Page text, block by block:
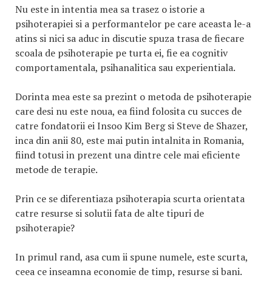
Nu este in intentia mea sa trasez o istorie a
psihoterapiei si a performantelor pe care aceasta le-a
atins si nici sa aduc in discutie spuza trasa de fiecare
scoala de psihoterapie pe turta ei, fie ea cognitiv
comportamentala, psihanalitica sau experientiala.
Dorinta mea este sa prezint o metoda de psihoterapie
care desi nu este noua, ea fiind folosita cu succes de
catre fondatorii ei Insoo Kim Berg si Steve de Shazer,
inca din anii 80, este mai putin intalnita in Romania,
fiind totusi in prezent una dintre cele mai eficiente
metode de terapie.
Prin ce se diferentiaza psihoterapia scurta orientata
catre resurse si solutii fata de alte tipuri de
psihoterapie?
In primul rand, asa cum ii spune numele, este scurta,
ceea ce inseamna economie de timp, resurse si bani.